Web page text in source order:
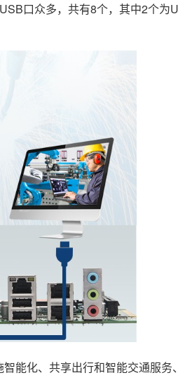
口众多，共有8个，其中2个为
能化、共享出行和智能交通服务